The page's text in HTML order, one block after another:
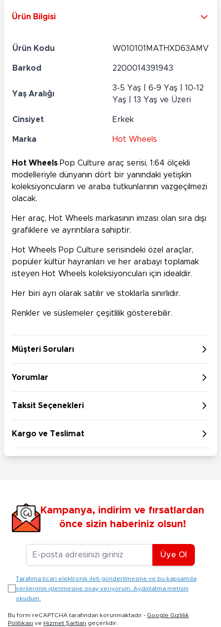
Ürün Bilgisi
Ürün Kodu W010101MATHXD63AMV
Barkod 2200014391943
Yaş Aralığı
3-5 Yaş | 6-9 Yaş | 10-12
Yaş | 13 Yaş ve Üzeri
Cinsiyet Erkek
Marka Hot Wheels
Hot Wheels Pop Culture araç serisi, 1:64 ölçekli
modelleriyle dünyanın dört bir yanındaki yetişkin
koleksiyoncuların ve araba tutkunlarının vazgeçilmezi
olacak.
Her araç, Hot Wheels markasının imzası olan sıra dışı
grafiklere ve ayrıntılara sahiptir.
Hot Wheels Pop Culture serisindeki özel araçlar,
popüler kültür hayranları ve her arabayı toplamak
isteyen Hot Wheels koleksiyoncuları için idealdir.
Her biri ayrı olarak satılır ve stoklarla sınırlıdır.
Renkler ve süslemeler çeşitlilik gösterebilir.
Müşteri Soruları
Yorumlar
Taksit Seçenekleri
Kargo ve Teslimat
Kampanya, indirim ve fırsatlardan
önce sizin haberiniz olsun!
E-posta Adresiniz
Üye Ol
Tarafıma ticari elektronik ileti gönderilmesine ve bu kapsamda
verilerimin işlenmesine onay veriyorum. Aydınlatma metnini
okudum.
Bu form reCAPTCHA tarafından korunmaktadır - Google Gizlilik
Politikası ve Hizmet Şartları geçerlidir.